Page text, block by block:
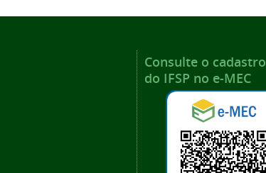
Consulte o cadastro
do IFSP no e-MEC